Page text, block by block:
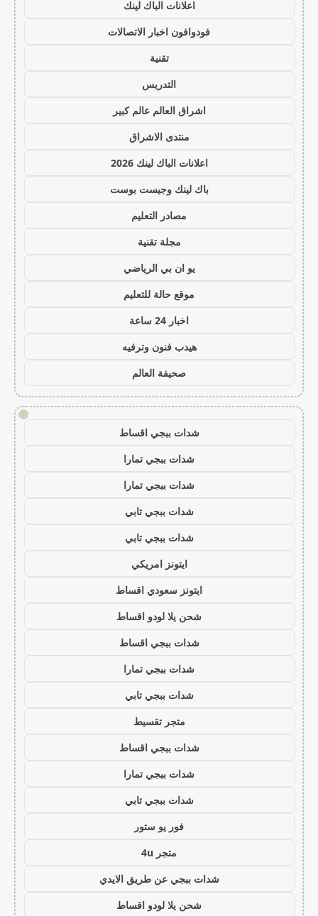
اعلانات الباك لينك
فودوافون اخبار الاتصالات
تقنية
التدريس
اشراق العالم عالم كبير
منتدى الاشراق
اعلانات الباك لينك 2026
باك لينك وجيست بوست
مصادر التعليم
مجلة تقنية
يو ان بي الرياضي
موقع حالة للتعليم
اخبار 24 ساعة
هيدب فنون وترفيه
صحيفة العالم
!
شدات ببجي اقساط
شدات ببجي تمارا
شدات ببجي تمارا
شدات ببجي تابي
شدات ببجي تابي
ايتونز امريكي
ايتونز سعودي اقساط
شحن يلا لودو اقساط
شدات ببجي اقساط
شدات ببجي تمارا
شدات ببجي تابي
متجر تقسيط
شدات ببجي اقساط
شدات ببجي تمارا
شدات ببجي تابي
فور يو ستور
متجر 4u
شدات ببجي عن طريق الايدي
شحن يلا لودو اقساط